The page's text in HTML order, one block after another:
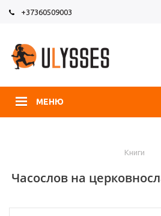
+37360509003
МЕНЮ
Книги
Часослов на